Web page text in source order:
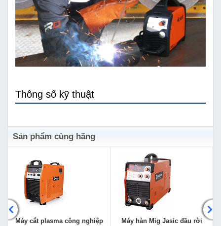
Thông số kỹ thuật
Sản phẩm cùng hãng
Máy cắt plasma công nghiệp
Máy hàn Mig Jasic đầu rời